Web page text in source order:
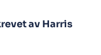
av Harris